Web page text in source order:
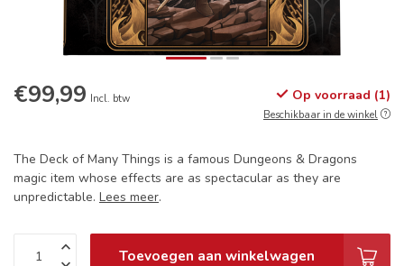
€99,99 Incl. btw Op voorraad (1)
Beschikbaar in de winkel
The Deck of Many Things is a famous Dungeons & Dragons
magic item whose effects are as spectacular as they are
unpredictable. Lees meer.
Toevoegen aan winkelwagen